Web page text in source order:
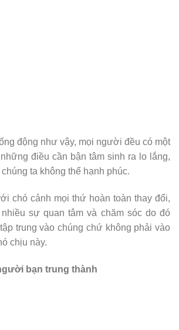
động như vậy, mọi người đều có một
điều cần bận tâm sinh ra lo lắng,
ta không thể hạnh phúc.
chó cảnh mọi thứ hoàn toàn thay đổi,
sự quan tâm và chăm sóc do đó
trung vào chúng chứ không phải vào
chịu này.
bạn trung thành